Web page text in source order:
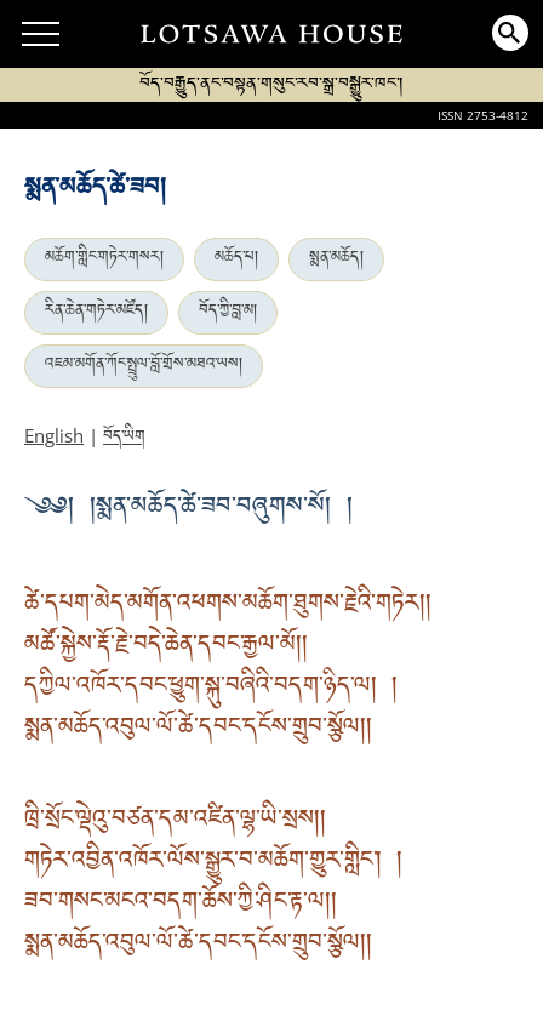
བོད་བརྒྱུད་ནང་བསྟན་གསུང་རབ་སྒྲ་བསྒྱུར་ཁང་།
ISSN 2753-4812
སྨན་མཆོད་ཚེ་ཟབ།
མཆོག་གླིང་གཏེར་གསར། མཆོད་པ།
སྨན་མཆོད།
རིན་ཆེན་གཏེར་མཛོད།
བོད་ཀྱི་བླ་མ།
འཇམ་མགོན་ཀོང་སྤྲུལ་བློ་གྲོས་མཐའ་ཡས།
English | བོད་ཡིག
༄༅། །སྨན་མཆོད་ཚེ་ཟབ་བཞུགས་སོ། །
ཚེ་དཔག་མེད་མགོན་འཕགས་མཆོག་ཐུགས་རྗེའི་གཏེར། །
མཚོ་སྐྱེས་རྡོ་རྗེ་བདེ་ཆེན་དབང་རྒྱལ་མོ། །
དཀྱིལ་འཁོར་དབང་ཕྱུག་སྐུ་བཞིའི་བདག་ཉིད་ལ། །
སྨན་མཆོད་འབུལ་ལོ་ཚེ་དབང་དངོས་གྲུབ་སྩོལ། །
ཁྲི་སྲོང་ལྡེའུ་བཙན་དམ་འཛིན་ལྷ་ཡི་སྲས། །
གཏེར་འབྱིན་འཁོར་ལོས་སྒྱུར་བ་མཆོག་གྱུར་གླིང་། །
ཟབ་གསང་མངའ་བདག་ཆོས་ཀྱི་ཤིང་རྟ་ལ། །
སྨན་མཆོད་འབུལ་ལོ་ཚེ་དབང་དངོས་གྲུབ་སྩོལ། །